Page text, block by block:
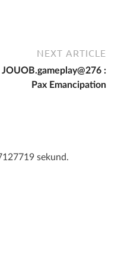
NEXT ARTICLE
JOUOB.gameplay@276 :
Pax Emancipation
sekund.